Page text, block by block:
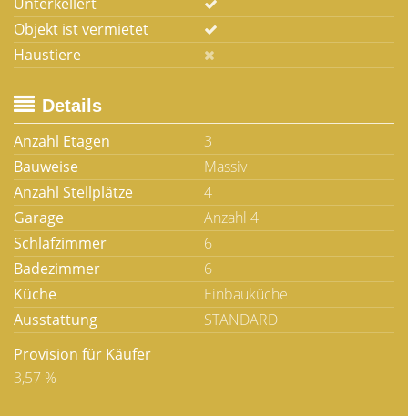
Objekt ist vermietet
Haustiere
Details
Anzahl Etagen
3
Bauweise
Massiv
Anzahl Stellplätze
4
Garage
Anzahl 4
Schlafzimmer
6
Badezimmer
6
Küche
Einbauküche
Ausstattung
STANDARD
Provision für Käufer
3,57 %